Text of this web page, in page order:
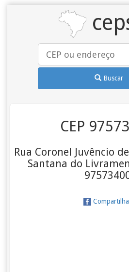
Buscar
CEP
Rua Coronel Juvêncio
Santana do